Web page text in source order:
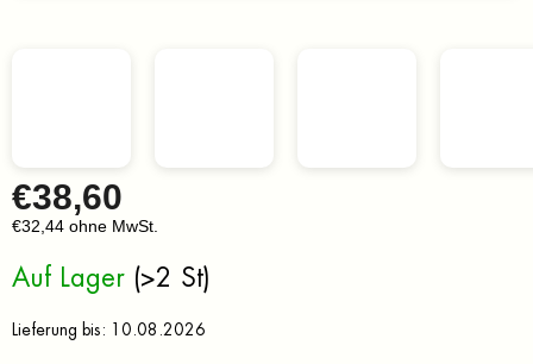
€38,60
€32,44 ohne MwSt.
Auf Lager (>2 St)
Lieferung bis: 10.08.2026